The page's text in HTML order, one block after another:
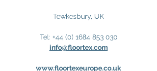
Tewkesbury, UK
Tel: +44 (0) 1684 853 030
info@floortex.com
www.floortexeurope.co.uk